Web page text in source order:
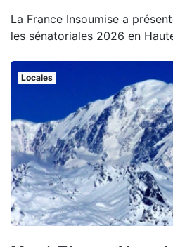
La France Insoumise a
les sénatoriales 2026 en
Locales